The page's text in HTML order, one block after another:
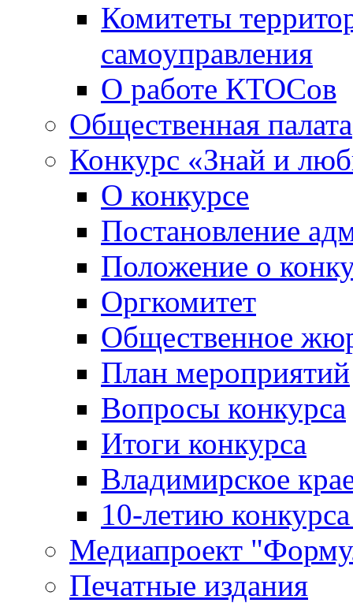
Комитеты
самоуправления
О работе КТОСов
Общественная палата
Конкурс «Знай и
О конкурсе
Постановление
Положение о
Оргкомитет
Общественное
План мероприятий
Вопросы конкурса
Итоги конкурса
Владимирское
10-летию
Медиапроект
Печатные издания